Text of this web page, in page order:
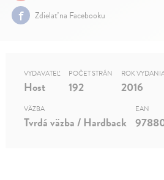
Zdielať na Facebooku
VYDAVATEĽ
Host
POČET STRÁN
192
ROK
2016
VÄZBA
Tvrdá väzba / Hardback
EAN